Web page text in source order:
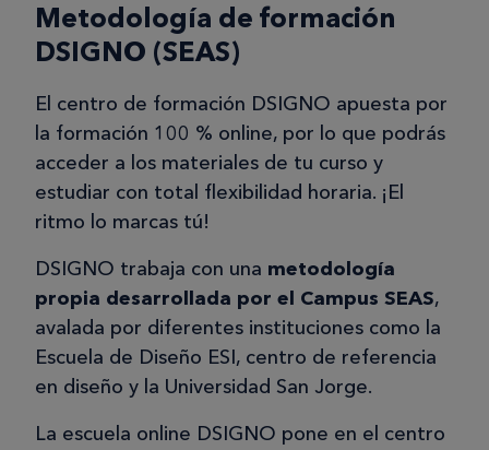
Metodología de formación
DSIGNO (SEAS)
El centro de formación DSIGNO apuesta por
la formación 100 % online, por lo que podrás
acceder a los materiales de tu curso y
estudiar con total flexibilidad horaria. ¡El
ritmo lo marcas tú!
DSIGNO trabaja con una metodología
propia desarrollada por el Campus SEAS,
avalada por diferentes instituciones como la
Escuela de Diseño ESI, centro de referencia
en diseño y la Universidad San Jorge.
La escuela online DSIGNO pone en el centro